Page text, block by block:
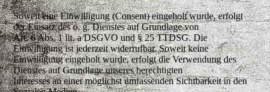
Soweit eine Einwilligung (Consent) eingeholt wurde, erfolgt
der Einsatz des o. g. Dienstes auf Grundlage von
Art. 6 Abs. 1 lit. a DSGVO und § 25 TTDSG. Die
Einwilligung ist jederzeit widerrufbar. Soweit keine
Einwilligung eingeholt wurde, erfolgt die Verwendung des
Dienstes auf Grundlage unseres berechtigten
Interesses an einer möglichst umfassenden Sichtbarkeit in den